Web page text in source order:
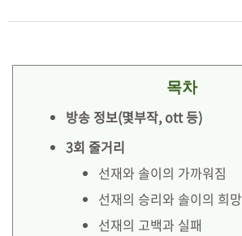
목차
방송 정보(몇부작, ott 등)
3회 줄거리
선재와 솔이의 가까워짐
선재의 승리와 솔이의 희망
선재의 고백과 실패